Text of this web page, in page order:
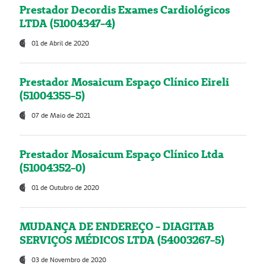
Prestador Decordis Exames Cardiológicos
LTDA (51004347-4)
01 de Abril de 2020
Prestador Mosaicum Espaço Clínico Eireli
(51004355-5)
07 de Maio de 2021
Prestador Mosaicum Espaço Clínico Ltda
(51004352-0)
01 de Outubro de 2020
MUDANÇA DE ENDEREÇO - DIAGITAB
SERVIÇOS MÉDICOS LTDA (54003267-5)
03 de Novembro de 2020